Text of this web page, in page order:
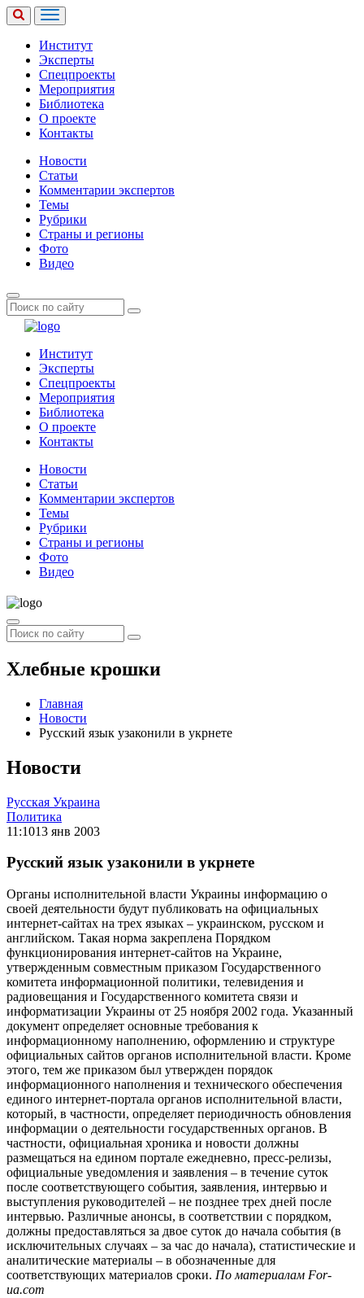
Институт
Эксперты
Спецпроекты
Мероприятия
Библиотека
О проекте
Контакты
Новости
Статьи
Комментарии экспертов
Темы
Рубрики
Страны и регионы
Фото
Видео
Институт
Эксперты
Спецпроекты
Мероприятия
Библиотека
О проекте
Контакты
Новости
Статьи
Комментарии экспертов
Темы
Рубрики
Страны и регионы
Фото
Видео
Хлебные крошки
Главная
Новости
Русский язык узаконили в укрнете
Новости
Русская Украина
Политика
11:1013 янв 2003
Русский язык узаконили в укрнете
Органы исполнительной власти Украины информацию о
своей деятельности будут публиковать на официальных
интернет-сайтах на трех языках – украинском, русском и
английском. Такая норма закреплена Порядком
функционирования интернет-сайтов на Украине,
утвержденным совместным приказом Государственного
комитета информационной политики, телевидения и
радиовещания и Государственного комитета связи и
информатизации Украины от 25 ноября 2002 года. Указанный
документ определяет основные требования к
информационному наполнению, оформлению и структуре
официальных сайтов органов исполнительной власти. Кроме
этого, тем же приказом был утвержден порядок
информационного наполнения и технического обеспечения
единого интернет-портала органов исполнительной власти,
который, в частности, определяет периодичность обновления
информации о деятельности государственных органов. В
частности, официальная хроника и новости должны
размещаться на едином портале ежедневно, пресс-релизы,
официальные уведомления и заявления – в течение суток
после соответствующего события, заявления, интервью и
выступления руководителей – не позднее трех дней после
интервью. Различные анонсы, в соответствии с порядком,
должны предоставляться за двое суток до начала события (в
исключительных случаях – за час до начала), статистические и
аналитические материалы – в обозначенные для
соответствующих материалов сроки. По материалам For-
ua.com